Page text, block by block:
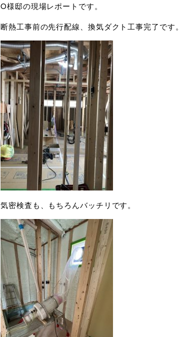
O様邸の現場レポートです。
断熱工事前の先行配線、換気ダクト工事完了です。
気密検査も、もちろんバッチリです。